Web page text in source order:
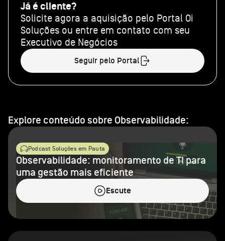
Já é cliente?
Solicite agora a aquisição pelo Portal Oi
Soluções ou entre em contato com seu
Executivo de Negócios
Seguir pelo Portal
Explore conteúdo sobre Observabilidade:
Podcast Soluções em Pauta
Observabilidade: monitoramento de TI para
uma gestão mais eficiente
Escute